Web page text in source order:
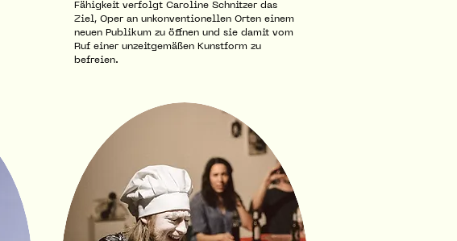
Fähigkeit verfolgt Caroline Schnitzer das
Ziel, Oper an unkonventionellen Orten einem
neuen Publikum zu öffnen und sie damit vom
Ruf einer unzeitgemäßen Kunstform zu
befreien.